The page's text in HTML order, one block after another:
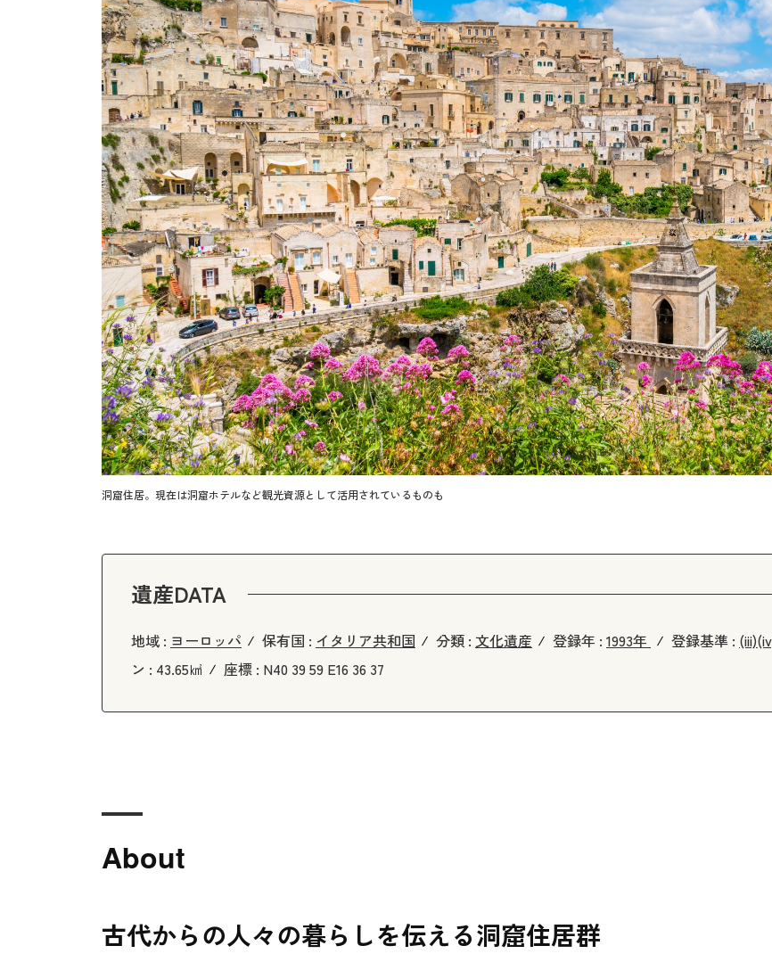
洞窟住居。現在は洞窟ホテルなど観光資源として活用されているものも
遺産DATA
地域 : ヨーロッパ 保有国 : イタリア共和国 分類 : 文化遺産 登録年 : 1993年 登録基準 : (iii)
ン : 43.65㎢ 座標 : N40 39 59 E16 36 37
About
古代からの人々の暮らしを伝える洞窟住居群